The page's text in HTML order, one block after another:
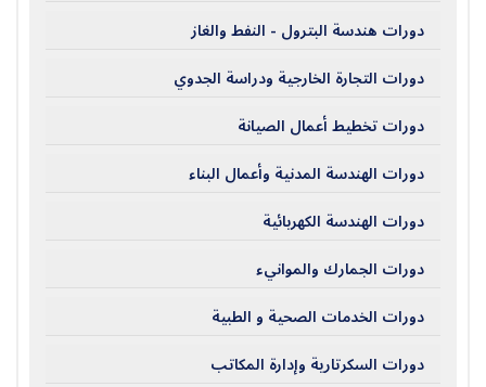
دورات هندسة البترول - النفط والغاز
دورات التجارة الخارجية ودراسة الجدوي
دورات تخطيط أعمال الصيانة
دورات الهندسة المدنية وأعمال البناء
دورات الهندسة الكهربائية
دورات الجمارك والموانيء
دورات الخدمات الصحية و الطبية
دورات السكرتارية وإدارة المكاتب